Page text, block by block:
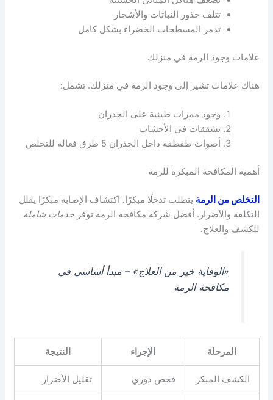
تتلف جذور النباتات والأشجار
تدمر المسطحات الخضراء بشكل كامل
علامات وجود الرمة في منزلك
هناك علامات تشير إلى وجود الرمة في منزلك. تشمل:
وجود ممرات طينية على الجدران
تشققات في الأخشاب
أصوات طقطقة داخل الجدران 5 طرق فعالة للتخلص
أهمية المكافحة المبكرة للرمة
التخلص من الرمة يتطلب تدخلًا مبكرًا. اكتشاف الإصابة مبكرًا يقلل
التكلفة والأضرار. أفضل شركة مكافحة الرمة توفرخدمات شاملة
للكشف والعلاج.
«الوقاية خير من العلاج» – مبدأ أساسي في
مكافحة الرمة
المرحلة الإجراء النتيجة
الكشف المبكر فحص دوري تقليل الأضرار